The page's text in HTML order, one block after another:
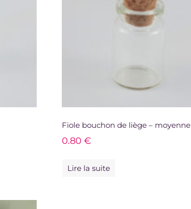
Fiole bouchon de liège – moyenne
0.80€
Lire la suite